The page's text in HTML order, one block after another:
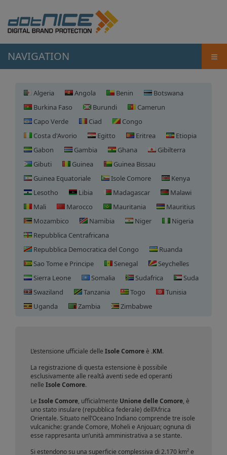
NAVIGATION ≡
Algeria Angola Benin
Botswana
Burkina Faso
Burundi
Camerun
Capo Verde
Ciad
Congo
Costa d'Avorio
Egitto Eritrea
Etiopia
Gabon
Gambia Ghana
Gibilterra
Gibuti
Guinea
Guinea Bissau
Guinea Equatoriale
Isole Comore
Kenya
Lesotho
Libia Madagascar
Malawi
Mali
Marocco Mauritania
Mauritius
Mozambico
Namibia Niger
Nigeria
Repubblica Centrafricana
Repubblica Democratica del Congo
Ruanda
Sao Tome e Principe
Senegal
Seychelles
Sierra Leone
Somalia Sudafrica
Suda
Swaziland
Tanzania Togo
Tunisia
Uganda
Zambia Zimbabwe
Registrazione domini Isole
Comore
L’estensione ufficiale delle Isole Comoreè .KM.
La registrazione di questa estensione è possibile
esclusivamente alle realtà aventi sede ed operanti
nelle Isole Comore.
Le Isole Comore, ufficialmente Unione delle Comore, è
uno stato insulare (repubblica federale) dell’Africa
Orientale. Situato nell’Oceano Indiano comprende tre isole
vulcaniche: grande Comore, Moheli e Anjouan; ognuna di
esse rappresanta un’unità amministrativa a se stante.
Si estendono su una superficie complessiva di 2.170 km² e